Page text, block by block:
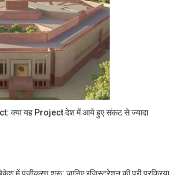
क्या यह Project देश में आये हुए संकट से ज्यादा